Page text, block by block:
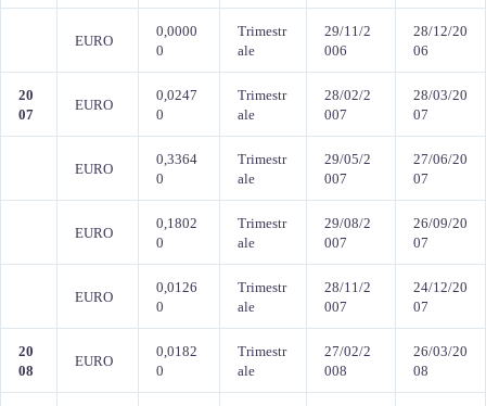
EURO
0,0000
0
Trimestr
ale
29/11/2
006
28/12/20
06
20
07
EURO
0,0247
0
Trimestr
ale
28/02/2
007
28/03/20
07
EURO
0,3364
0
Trimestr
ale
29/05/2
007
27/06/20
07
EURO
0,1802
0
Trimestr
ale
29/08/2
007
26/09/20
07
EURO
0,0126
0
Trimestr
ale
28/11/2
007
24/12/20
07
20
08
EURO
0,0182
0
Trimestr
ale
27/02/2
008
26/03/20
08